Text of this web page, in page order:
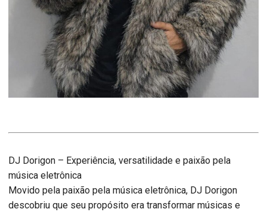
DJ Dorigon – Experiência, versatilidade e paixão pela
música eletrônica
Movido pela paixão pela música eletrônica, DJ Dorigon
descobriu que seu propósito era transformar músicas e